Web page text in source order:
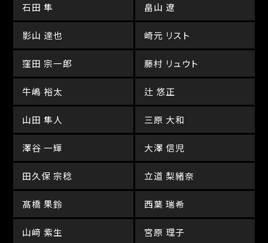
石田 隼 畠山 遼
影山 達也 崎元 リスト
窪田 宗一郎 藤村 リュウト
牛嶋 裕太 辻 悠正
山田 隼人 三原 大和
澤谷 一輝 大澤 信児
田久保 宗稔 立道 梨緒奈
髙橋 果鈴 西葉 瑞希
山﨑 紫生 宮原 理子